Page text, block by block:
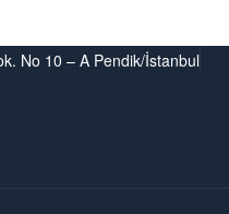
No 10 – A Pendik/İstanbul